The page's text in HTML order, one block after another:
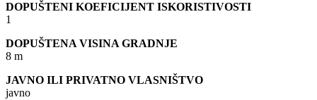
DOPUŠTENI KOEFICIJENT ISKORISTIVOSTI
1
DOPUŠTENA VISINA GRADNJE
8 m
JAVNO ILI PRIVATNO VLASNIŠTVO
javno